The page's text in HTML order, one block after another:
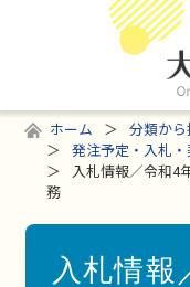
ホーム 分類から
発注予定・入札
入札情報／令和4
務
入札情報